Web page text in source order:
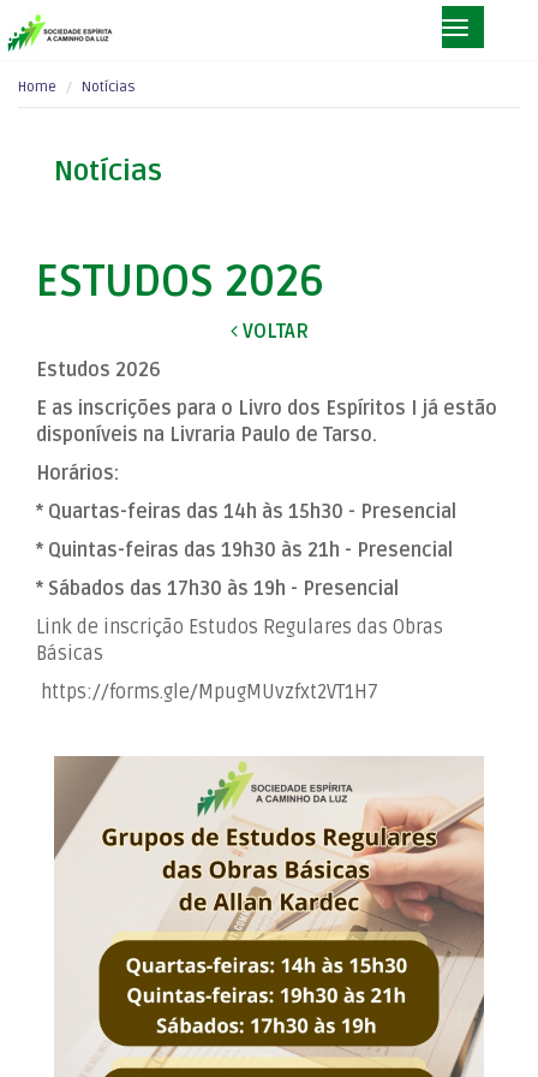
Home Notícias
Notícias
ESTUDOS 2026
VOLTAR
Estudos 2026
E as inscrições para o Livro dos Espíritos I já estão
disponíveis na Livraria Paulo de Tarso.
Horários:
* Quartas-feiras das 14h às 15h30 - Presencial
* Quintas-feiras das 19h30 às 21h - Presencial
* Sábados das 17h30 às 19h - Presencial
Link de inscrição Estudos Regulares das Obras
Básicas
https://forms.gle/MpugMUvzfxt2VT1H7